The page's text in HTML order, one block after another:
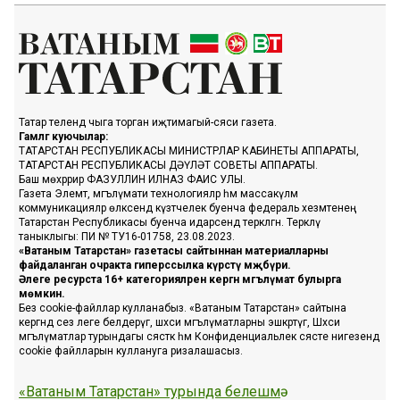
Татар телендә чыга торган иҗтимагый-сәяси газета.
Гамәлгә куючылар:
ТАТАРСТАН РЕСПУБЛИКАСЫ МИНИСТРЛАР КАБИНЕТЫ АППАРАТЫ,
ТАТАРСТАН РЕСПУБЛИКАСЫ ДӘҮЛӘТ СОВЕТЫ АППАРАТЫ.
Баш мөхәррир ФАЗУЛЛИН ИЛНАЗ ФАИС УЛЫ.
Газета Элемтә, мәгълүмати технологияләр һәм массакүләм
коммуникацияләр өлкәсендә күзәтчелек буенча федераль хезмәтенең
Татарстан Республикасы буенча идарәсендә теркәлгән. Теркәлү
таныклыгы: ПИ № ТУ16-01758, 23.08.2023.
«Ватаным Татарстан» газетасы сайтыннан материалларны
файдаланган очракта гиперссылка күрсәтү мәҗбүри.
Әлеге ресурста 16+ категорияләренә кергән мәгълүмат булырга
мөмкин.
Без cookie-файллар кулланабыз. «Ватаным Татарстан» сайтына
кергәндә сез әлеге белдерүгә, шәхси мәгълүматларны эшкәртүгә, Шәхси
мәгълүматлар турындагы сәясәткә һәм Конфиденциальлек сәясәте нигезендә
cookie файлларын куллануга ризалашасыз.
«Ватаным Татарстан» турында белешмә